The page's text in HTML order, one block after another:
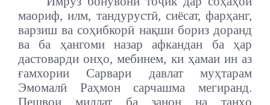
маориф, илм, тандурустӣ, сиёсат, фарҳанг,
варзиш ва соҳибкорӣ нақши бориз доранд
ва ба ҳангоми назар афкандан ба ҳар
дастоварди онҳо, мебинем, ки ҳамаи ин аз
ғамхории Сарвари давлат муҳтарам
Эмомалӣ Раҳмон сарчашма мегиранд.